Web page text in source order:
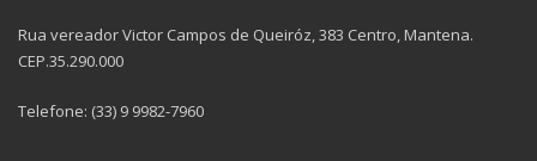
Rua vereador Victor Campos de Queiróz, 383 Centro, Mantena.
CEP.35.290.000
Telefone: (33) 9 9982-7960